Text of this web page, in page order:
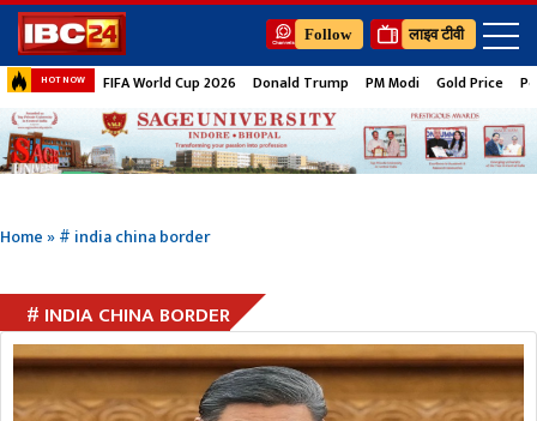
Follow लाइव टीवी
HOT NOW FIFA World Cup 2026 Donald Trump PM Modi Gold Price
Home»# india china border
# INDIA CHINA BORDER